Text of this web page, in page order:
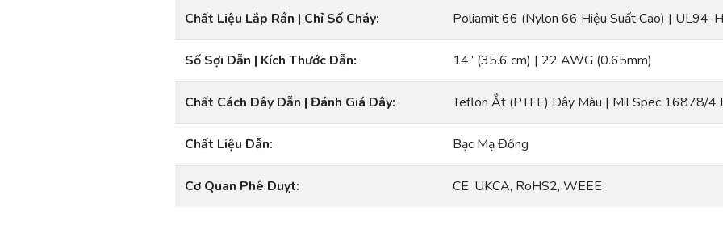
Chất Liệu Lắp Rắn | Chỉ Số Cháy: Poliamit 66 (Nylon 66 Hiệu Suất Cao) | UL94-
Số Sợi Dẫn | Kích Thước Dẫn: 14” (35.6 cm) | 22 AWG (0.65mm)
Chất Cách Dây Dẫn | Đánh Giá Dây: Teflon Ắt (PTFE) Dây Màu | Mil Spec 16878/4
Chất Liệu Dẫn: Bạc Mạ Đồng
Cơ Quan Phê Duỵt: CE, UKCA, RoHS2, WEEE